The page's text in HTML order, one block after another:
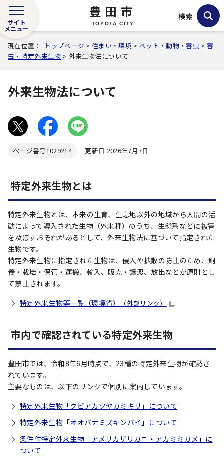
豊田市
TOYOTA CITY
サイト
メニュー
検索
現在位置： トップページ >住まい・環境 >ペット・動物・害虫 > 害
虫・特定外来生物 > 外来生物法について
外来生物法について
ページ番号1029214 更新日 2026年7月7日
特定外来生物とは
特定外来生物とは、本来の生育、生息地以外の地域から人間の活
動によって導入された生物（外来種）のうち、生態系などに被害
を及ぼすおそれがあるとして、外来生物法に基づいて指定された
生物です。
特定外来生物に指定された生物は、侵入や拡散の防止のため、飼
養・栽培・保管・運搬、輸入、販売・譲渡、放出などが原則とし
て禁止されます。
特定外来生物等一覧（環境省）
（外部リンク）
市内で確認されている特定外来生物
豊田市では、令和8年6月時点で、23種の特定外来生物が確認さ
れています。
主要なものは、以下のリンクで個別に案内しています。
特定外来生物「クビアカツヤカミキリ」について
特定外来生物「オオバナミズキンバイ」について
条件付特定外来生物「アメリカザリガニ・アカミミガメ」に
ついて